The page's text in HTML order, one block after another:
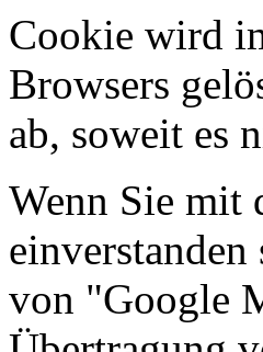
Cookie wird
Browsers
ab, soweit es
Wenn Sie mit
von "Google